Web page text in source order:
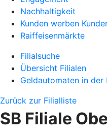
Nachhaltigkeit
Kunden werben
Raiffeisenmärkte
Filialsuche
Übersicht Filialen
Geldautomaten in der
Zurück zur Filialliste
SB Filiale